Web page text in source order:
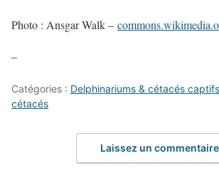
Photo : Ansgar Walk–
–
Catégories : Delphinariums & cétacés captifs
cétacés
Laissez un commentaire